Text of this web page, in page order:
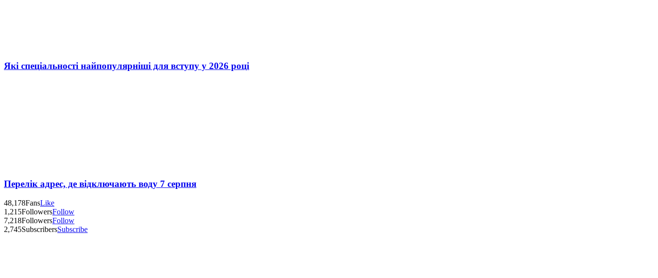
Які спеціальності найпопулярніші для вступу у 2026 році
Перелік адрес, де відключають воду 7 серпня
48,178FansLike
1,215FollowersFollow
7,218FollowersFollow
2,745SubscribersSubscribe